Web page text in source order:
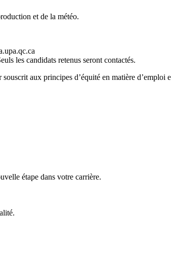
et de la météo.
les candidats retenus seront contactés.
aux principes d’équité en matière
étape dans votre carrière.